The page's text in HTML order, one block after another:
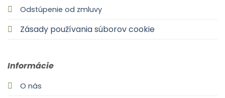
Odstúpenie od zmluvy
Zásady používania súborov cookie
Informácie
O nás